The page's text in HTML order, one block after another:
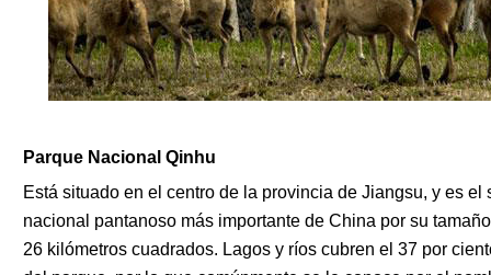
Parque Nacional Qinhu
Está situado en el centro de la provincia de Jiangsu, y es el
nacional pantanoso más importante de China por su
26 kilómetros cuadrados. Lagos y ríos cubren el 37 por